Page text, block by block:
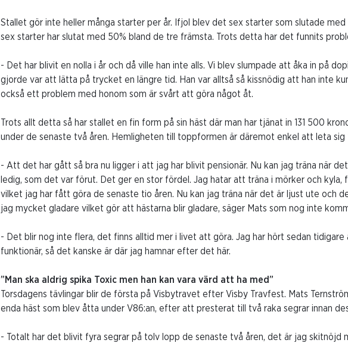
Stallet gör inte heller många starter per år. Ifjol blev det sex starter som slutade
sex starter har slutat med 50% bland de tre främsta. Trots detta har det funnits
- Det har blivit en nolla i år och då ville han inte alls. Vi blev slumpade att åka in på
gjorde var att lätta på trycket en längre tid. Han var alltså så kissnödig att han inte
också ett problem med honom som är svårt att göra något åt.
Trots allt detta så har stallet en fin form på sin häst där man har tjänat in 131 500
under de senaste två åren. Hemligheten till toppformen är däremot enkel att leta sig
- Att det har gått så bra nu ligger i att jag har blivit pensionär. Nu kan jag träna när
ledig, som det var förut. Det ger en stor fördel. Jag hatar att träna i mörker och kyla,
vilket jag har fått göra de senaste tio åren. Nu kan jag träna när det är ljust ute och
jag mycket gladare vilket gör att hästarna blir gladare, säger Mats som nog inte
- Det blir nog inte flera, det finns alltid mer i livet att göra. Jag har hört sedan
funktionär, så det kanske är där jag hamnar efter det här.
”Man ska aldrig spika Toxic men han kan vara värd att ha med”
Torsdagens tävlingar blir de första på Visbytravet efter Visby Travfest. Mats
enda häst som blev åtta under V86:an, efter att presterat till två raka segrar innan
- Totalt har det blivit fyra segrar på tolv lopp de senaste två åren, det är jag skitnöjd